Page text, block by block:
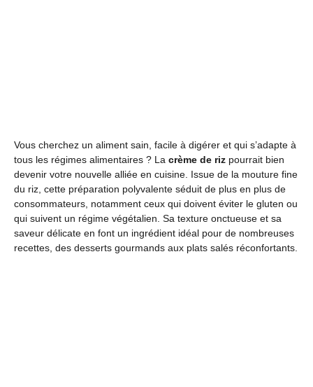
Vous cherchez un aliment sain, facile à digérer et qui s’adapte à
tous les régimes alimentaires ? La crème de riz pourrait bien
devenir votre nouvelle alliée en cuisine. Issue de la mouture fine
du riz, cette préparation polyvalente séduit de plus en plus de
consommateurs, notamment ceux qui doivent éviter le gluten ou
qui suivent un régime végétalien. Sa texture onctueuse et sa
saveur délicate en font un ingrédient idéal pour de nombreuses
recettes, des desserts gourmands aux plats salés réconfortants.